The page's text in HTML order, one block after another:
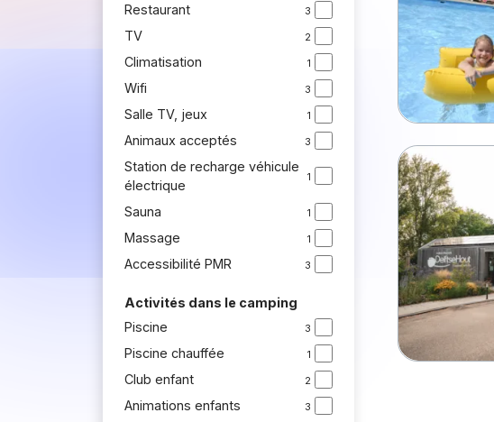
Restaurant 3
TV 2
Climatisation 1
Wifi 3
Salle TV, jeux 1
Animaux acceptés 3
Station de recharge véhicule
électrique
1
Sauna 1
Massage 1
Accessibilité PMR 3
Activités dans le camping
Piscine
3
Piscine chauffée 1
Club enfant 2
Animations enfants 3